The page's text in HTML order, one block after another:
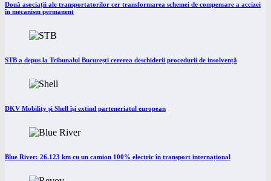
Două asociații ale transportatorilor cer transformarea schemei de compensare a accizei
în mecanism permanent
STB a depus la Tribunalul București cererea deschiderii procedurii de insolvență
DKV Mobility și Shell își extind parteneriatul european
Blue River: 26.123 km cu un camion 100% electric în transport internațional